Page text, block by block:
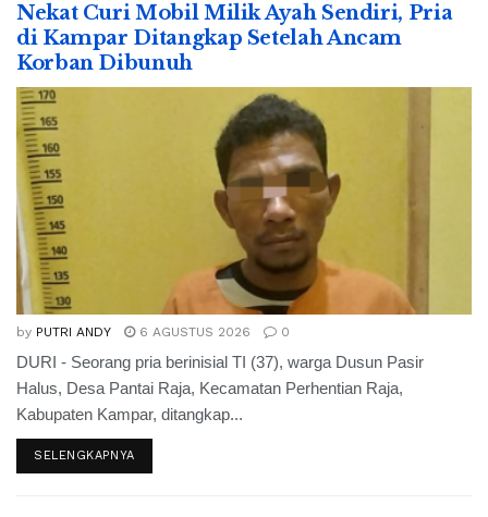
Nekat Curi Mobil Milik Ayah Sendiri, Pria
di Kampar Ditangkap Setelah Ancam
Korban Dibunuh
by PUTRI ANDY 6 AGUSTUS 2026 0
DURI - Seorang pria berinisial TI (37), warga Dusun Pasir
Halus, Desa Pantai Raja, Kecamatan Perhentian Raja,
Kabupaten Kampar, ditangkap...
SELENGKAPNYA